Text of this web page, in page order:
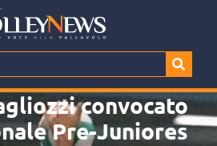
convocato
Pre-Juniores